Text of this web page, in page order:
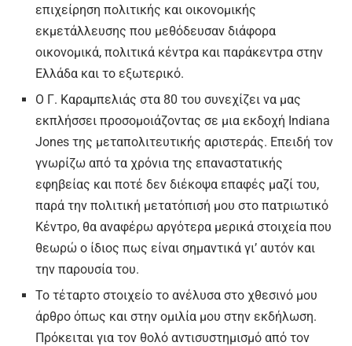
επιχείρηση πολιτικής και οικονομικής
εκμετάλλευσης που μεθόδευσαν διάφορα
οικονομικά, πολιτικά κέντρα και παράκεντρα στην
Ελλάδα και το εξωτερικό.
Ο Γ. Καραμπελιάς στα 80 του συνεχίζει να μας
εκπλήσσει προσομοιάζοντας σε μια εκδοχή Indiana
Jones της μεταπολιτευτικής αριστεράς. Επειδή τον
γνωρίζω από τα χρόνια της επαναστατικής
εφηβείας και ποτέ δεν διέκοψα επαφές μαζί του,
παρά την πολιτική μετατόπισή μου στο πατριωτικό
Κέντρο, θα αναφέρω αργότερα μερικά στοιχεία που
θεωρώ ο ίδιος πως είναι σημαντικά γι’ αυτόν και
την παρουσία του.
Το τέταρτο στοιχείο το ανέλυσα στο χθεσινό μου
άρθρο όπως και στην ομιλία μου στην εκδήλωση.
Πρόκειται για τον θολό αντισυστημισμό από τον